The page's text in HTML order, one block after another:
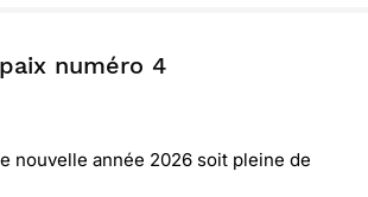
mail Envoyer
numéro 4
nouvelle année 2026 soit pleine de